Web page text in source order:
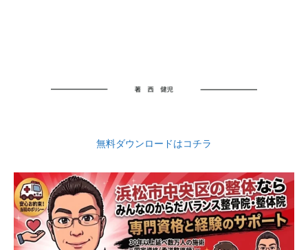
無料ダウンロードはコチラ